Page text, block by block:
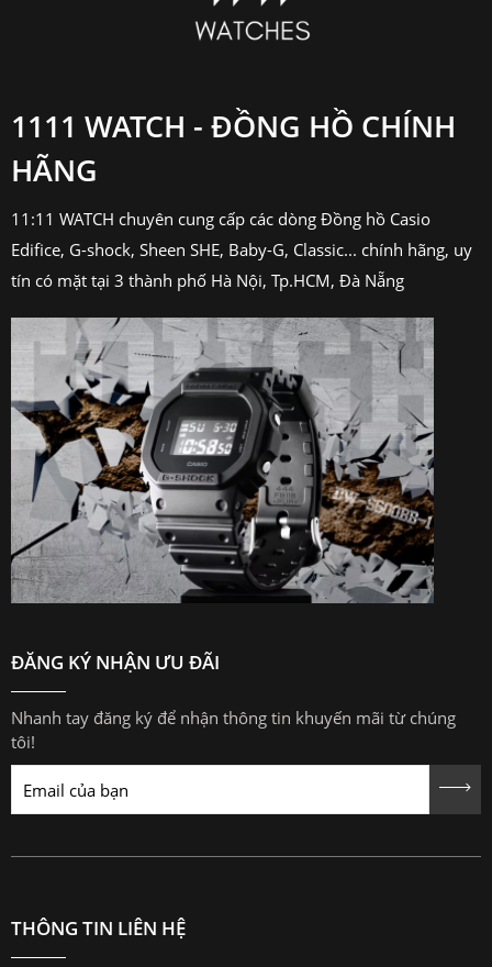
1111 WATCH - ĐỒNG HỒ CHÍNH
HÃNG
11:11 WATCH chuyên cung cấp các dòng Đồng hồ Casio
Edifice, G-shock, Sheen SHE, Baby-G, Classic... chính hãng, uy
tín có mặt tại 3 thành phố Hà Nội, Tp.HCM, Đà Nẵng
ĐĂNG KÝ NHẬN ƯU ĐÃI
Nhanh tay đăng ký để nhận thông tin khuyến mãi từ chúng
tôi!
THÔNG TIN LIÊN HỆ